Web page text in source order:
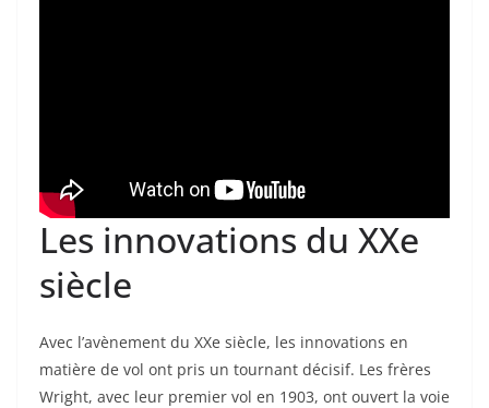
Les innovations du XXe
siècle
Avec l’avènement du XXe siècle, les innovations en
matière de vol ont pris un tournant décisif. Les frères
Wright, avec leur premier vol en 1903, ont ouvert la voie